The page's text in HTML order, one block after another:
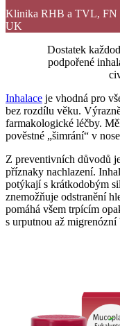
Klinika RHB a TVL, FN
UK
Dostatek
podpořené
Inhalace je vhodná pro
bez rozdílu věku.
farmakologické léčby.
pověstné „šimrání“ v
Z preventivních důvodů
příznaky nachlazení.
potýkají s krátkodobým
znemožňuje odstranění
pomáhá všem trpícím
s urputnou až